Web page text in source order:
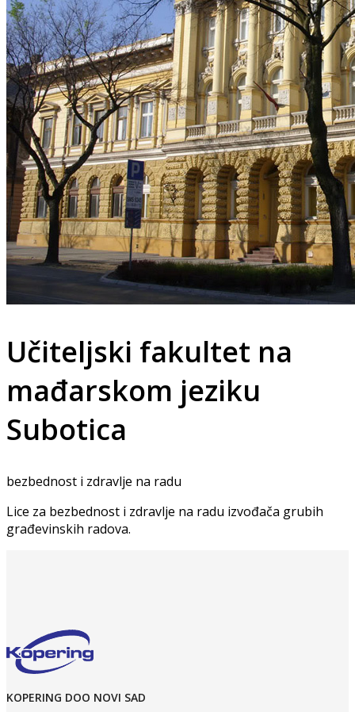
Učiteljski fakultet na
mađarskom jeziku
Subotica
bezbednost i zdravlje na radu
Lice za bezbednost i zdravlje na radu izvođača grubih
građevinskih radova.
KOPERING DOO NOVI SAD